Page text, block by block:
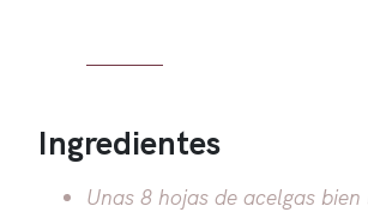
Ingredientes
Unas 8 hojas de acelgas